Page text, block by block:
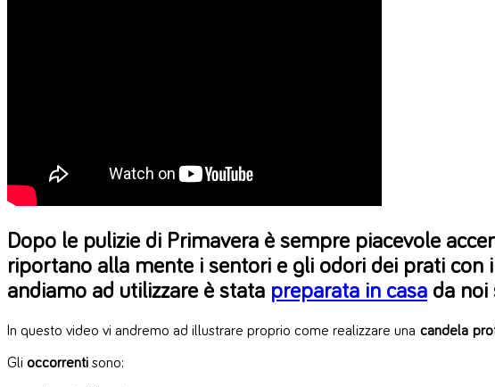
Dopo le pulizie di Primavera è sempre piacevole
riportano alla mente i sentori e gli odori dei prati con
andiamo ad utilizzare è stata preparata in casa da noi
In questo video vi andremo ad illustrare proprio come realizzare una candela
Gli occorrenti sono: